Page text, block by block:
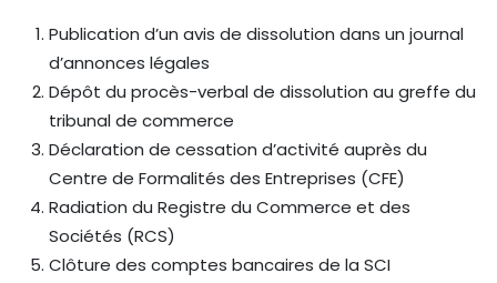
Publication d’un avis de dissolution dans un journal
d’annonces légales
Dépôt du procès-verbal de dissolution au greffe du
tribunal de commerce
Déclaration de cessation d’activité auprès du
Centre de Formalités des Entreprises (CFE)
Radiation du Registre du Commerce et des
Sociétés (RCS)
Clôture des comptes bancaires de la SCI